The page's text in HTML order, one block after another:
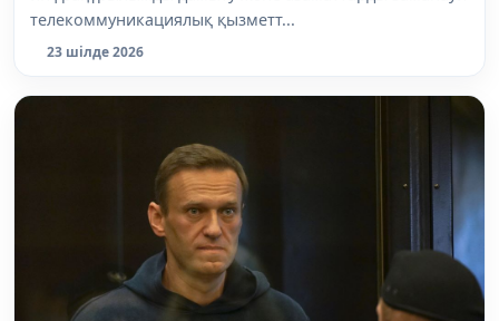
телекоммуникациялық қызметт...
23 шілде 2026